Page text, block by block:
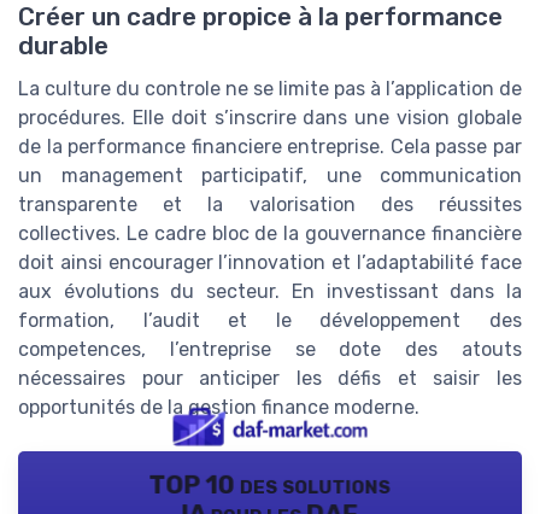
Créer un cadre propice à la performance
durable
La culture du controle ne se limite pas à l’application de
procédures. Elle doit s’inscrire dans une vision globale
de la performance financiere entreprise. Cela passe par
un management participatif, une communication
transparente et la valorisation des réussites
collectives. Le cadre bloc de la gouvernance financière
doit ainsi encourager l’innovation et l’adaptabilité face
aux évolutions du secteur. En investissant dans la
formation, l’audit et le développement des
competences, l’entreprise se dote des atouts
nécessaires pour anticiper les défis et saisir les
opportunités de la gestion finance moderne.
TOP 10 des solutions